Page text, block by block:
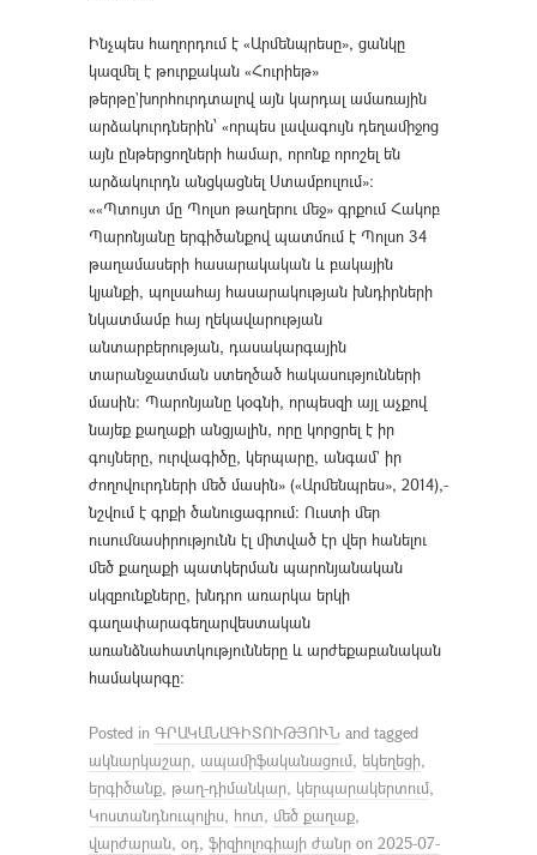
Ինչպես հաղորդում է «Արմենպրեսը», ցանկը
կազմել է թուրքական «Հուրիեթ»
թերթը`խորհուրդտալով այն կարդալ ամառային
արձակուրդներին՝ «որպես լավագույն դեղամիջոց
այն ընթերցողների համար, որոնք որոշել են
արձակուրդն անցկացնել Ստամբուլում»։
««Պտույտ մը Պոլսո թաղերու մեջ» գրքում Հակոբ
Պարոնյանը երգիծանքով պատմում է Պոլսո 34
թաղամասերի հասարակական և բակային
կյանքի, պոլսահայ հասարակության խնդիրների
նկատմամբ հայ ղեկավարության
անտարբերության, դասակարգային
տարանջատման ստեղծած հակասությունների
մասին։ Պարոնյանը կօգնի, որպեսզի այլ աչքով
նայեք քաղաքի անցյալին, որը կորցրել է իր
գույները, ուրվագիծը, կերպարը, անգամ` իր
ժողովուրդների մեծ մասին» («Արմենպրես», 2014),-
նշվում է գրքի ծանուցագրում: Ուստի մեր
ուսումնասիրությունն էլ միտված էր վեր հանելու
մեծ քաղաքի պատկերման պարոնյանական
սկզբունքները, խնդրո առարկա երկի
գաղափարագեղարվեստական
առանձնահատկությունները և արժեքաբանական
համակարգը:
Posted in ԳՐԱԿԱՆԱԳԻՏՈՒԹՅՈՒՆ and tagged
ակնարկաշար, ապամիֆականացում, եկեղեցի,
երգիծանք, թաղ-դիմանկար, կերպարակերտում,
Կոստանդնուպոլիս, հոտ, մեծ քաղաք,
վարժարան, օդ, ֆիզիոլոգիայի ժանր on 2025-07-